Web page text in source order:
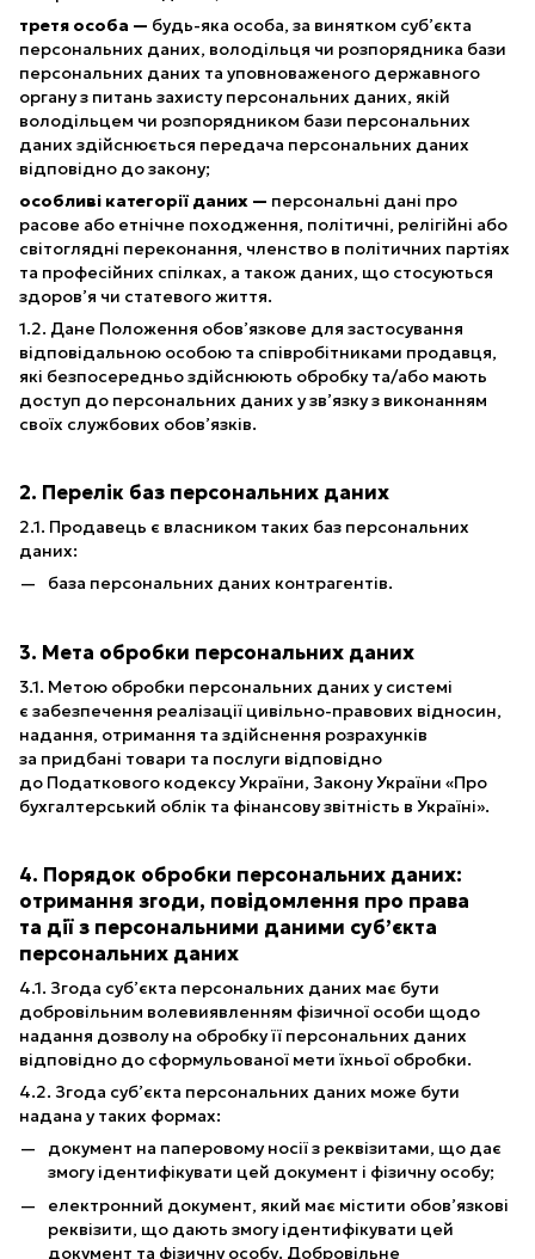
третя особа — будь-яка особа, за винятком суб’єкта
персональних даних, володільця чи розпорядника бази
персональних даних та уповноваженого державного
органу з питань захисту персональних даних, якій
володільцем чи розпорядником бази персональних
даних здійснюється передача персональних даних
відповідно до закону;
особливі категорії даних — персональні дані про
расове або етнічне походження, політичні, релігійні або
світоглядні переконання, членство в політичних партіях
та професійних спілках, а також даних, що стосуються
здоров’я чи статевого життя.
1.2. Дане Положення обов’язкове для застосування
відповідальною особою та співробітниками продавця,
які безпосередньо здійснюють обробку та/або мають
доступ до персональних даних у зв’язку з виконанням
своїх службових обов’язків.
2. Перелік баз персональних даних
2.1. Продавець є власником таких баз персональних
даних:
база персональних даних контрагентів.
3. Мета обробки персональних даних
3.1. Метою обробки персональних даних у системі
є забезпечення реалізації цивільно-правових відносин,
надання, отримання та здійснення розрахунків
за придбані товари та послуги відповідно
до Податкового кодексу України, Закону України «Про
бухгалтерський облік та фінансову звітність в Україні».
4. Порядок обробки персональних даних:
отримання згоди, повідомлення про права
та дії з персональними даними суб’єкта
персональних даних
4.1. Згода суб’єкта персональних даних має бути
добровільним волевиявленням фізичної особи щодо
надання дозволу на обробку її персональних даних
відповідно до сформульованої мети їхньої обробки.
4.2. Згода суб’єкта персональних даних може бути
надана у таких формах:
документ на паперовому носії з реквізитами, що дає
змогу ідентифікувати цей документ і фізичну особу;
електронний документ, який має містити обов’язкові
реквізити, що дають змогу ідентифікувати цей
документ та фізичну особу. Добровільне